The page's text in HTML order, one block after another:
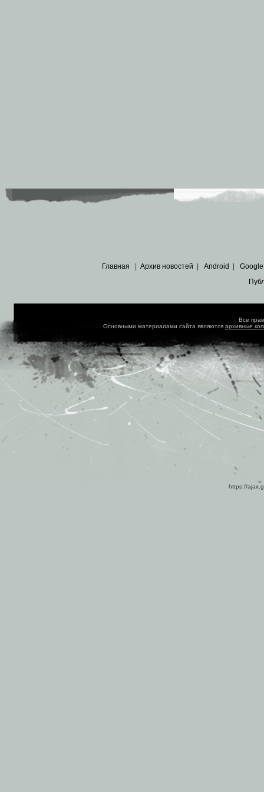
Главная Архив новостей Android Google
Все
Основными материалами сайта являются архивные
https://